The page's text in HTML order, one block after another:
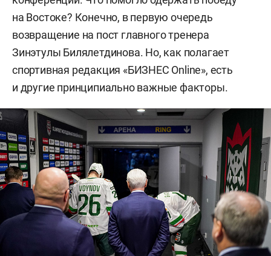
на Востоке? Конечно, в первую очередь
возвращение на пост главного тренера
Зинэтулы Билялетдинова. Но, как полагает
спортивная редакция «БИЗНЕС Online», есть
и другие принципиально важные факторы.